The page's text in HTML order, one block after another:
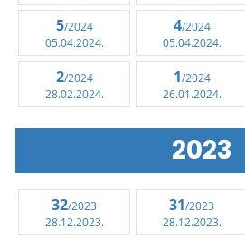
5/2024
05.04.2024.
4/2024
05.04.2024.
2/2024
28.02.2024.
1/2024
26.01.2024.
2023
32/2023
28.12.2023.
31/2023
28.12.2023.